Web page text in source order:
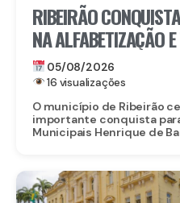
RIBEIRÃO
NA ALFABETIZAÇÃO
CONTEMPLADAS
DESTAQUE
05/08/2026
16 visualizações
O município de Ribeirão
importante conquista
Municipais Henrique de